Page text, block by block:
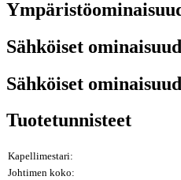
Sähköiset
Sähköiset
Tuotetunnisteet
Kapellimestari:
Johtimen koko: